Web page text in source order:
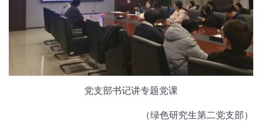
党支部书记讲专题党课
（绿色研究生第二党支部）